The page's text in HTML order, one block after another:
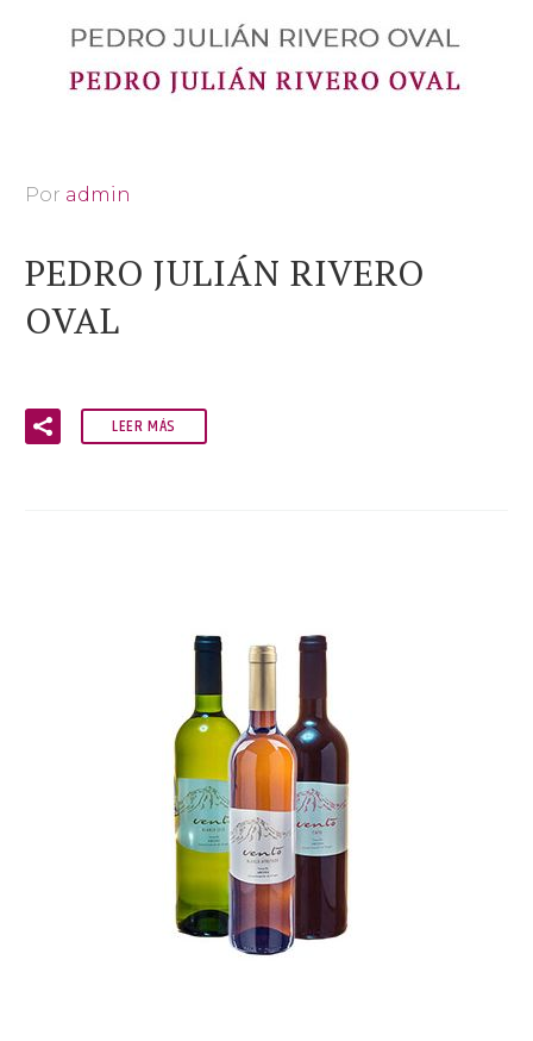
Por admin
PEDRO JULIÁN RIVERO
OVAL
LEER MÁS